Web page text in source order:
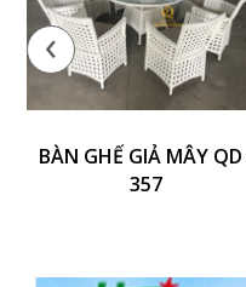
BÀN GHẾ GIẢ MÂY
357
‹